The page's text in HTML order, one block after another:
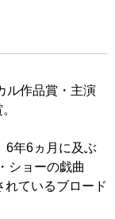
ル作品賞・主演
6年6ヵ月に及ぶ
ショーの戯曲
れているブロード